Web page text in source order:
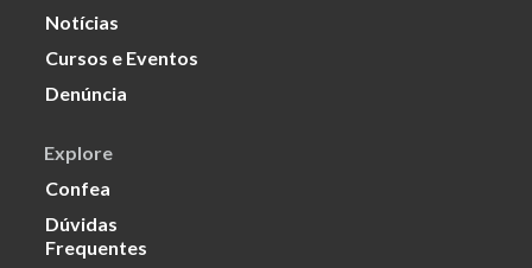
Notícias
Cursos e Eventos
Denúncia
Explore
Confea
Dúvidas
Frequentes